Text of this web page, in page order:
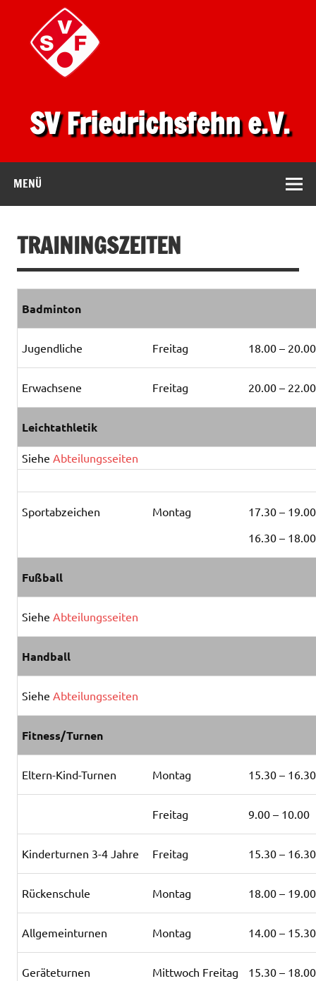
SV Friedrichsfehn e.V.
MENÜ
TRAININGSZEITEN
Badminton
Jugendliche Freitag 18.00 – 20.00
Erwachsene Freitag 20.00 – 22.00
Leichtathletik
Siehe Abteilungsseiten
Sportabzeichen Montag
17.30 – 19.00
16.30 – 18.00
Fußball
Siehe Abteilungsseiten
Handball
Siehe Abteilungsseiten
Fitness/Turnen
Eltern-Kind-Turnen Montag 15.30 – 16.30
Freitag 9.00 – 10.00
Kinderturnen 3-4 Jahre Freitag 15.30 – 16.30
Rückenschule Montag 18.00 – 19.00
Allgemeinturnen Montag 14.00 – 15.30
Geräteturnen
Mittwoch Freitag
15.30 – 18.00